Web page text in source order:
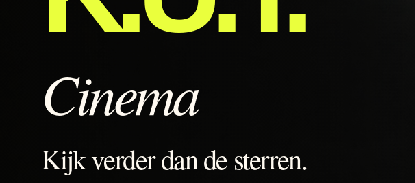
Cinema
Kijk verder dan de sterren.